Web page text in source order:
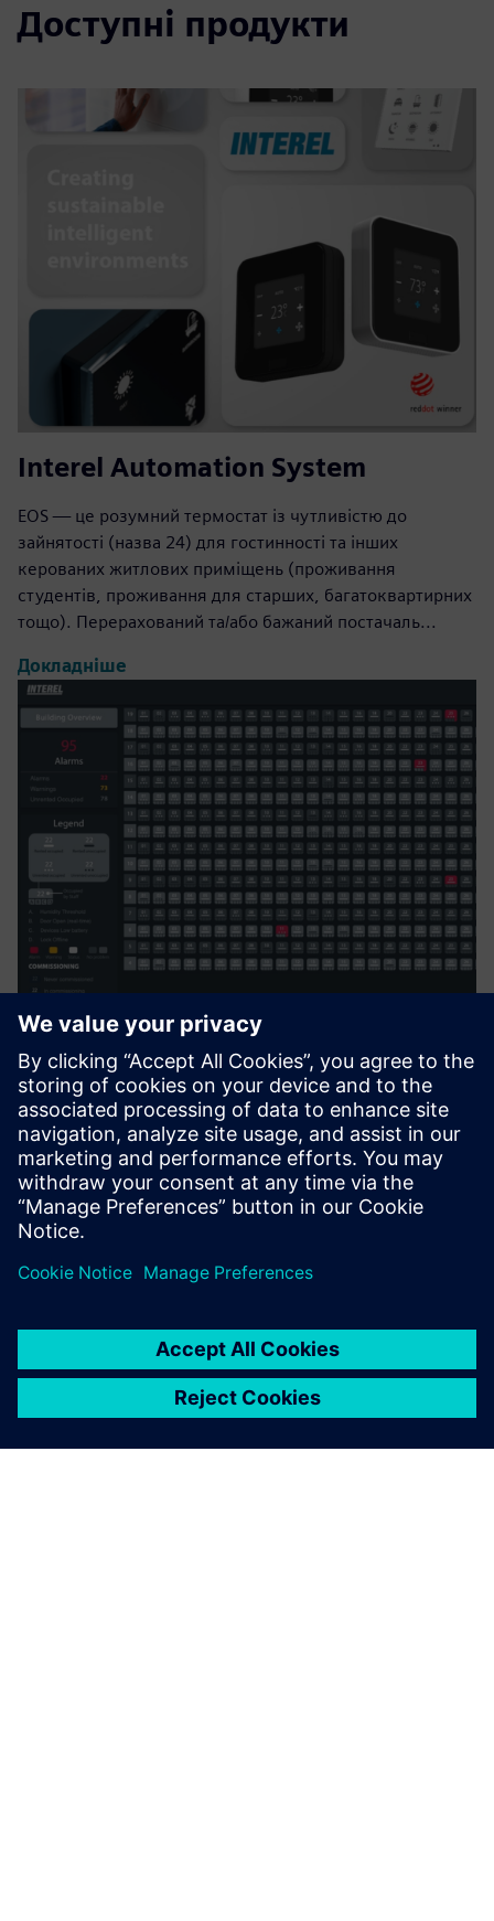
Доступні продукти
Interel Automation System
EOS — це розумний термостат із чутливістю до
зайнятості (назва 24) для гостинності та інших
керованих житлових приміщень (проживання
студентів, проживання для старших, багатоквартирних
тощо). Перерахований та/або бажаний постачаль...
Докладніше
INTEREL.io
Інформаційна панель управління номерами для гостей
та управління енергією для гостинності. Відображення
заповнюваності, статистики HVAC
Докладніше